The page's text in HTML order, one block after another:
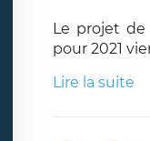
Le projet
pour 2021
Lire la suite